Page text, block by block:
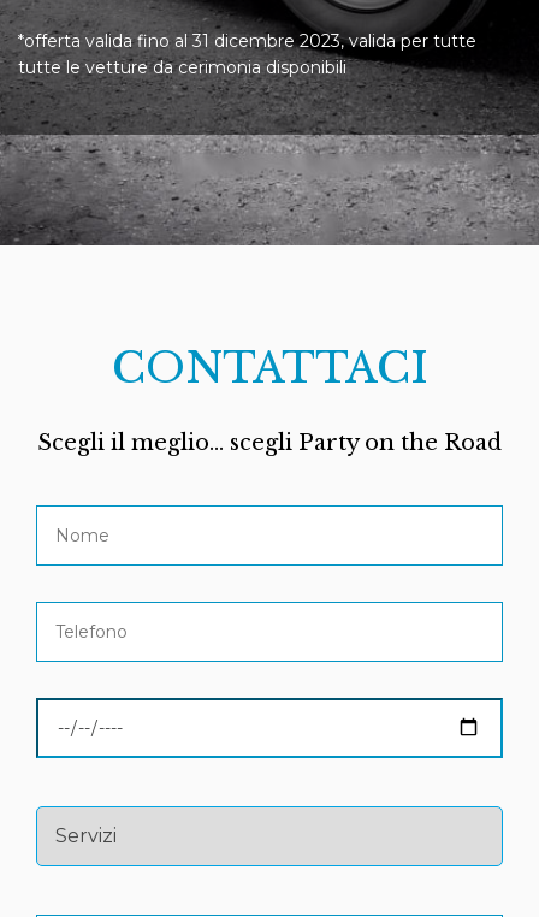
*offerta valida fino al 31 dicembre 2023, valida per tutte
tutte le vetture da cerimonia disponibili
CONTATTACI
Scegli il meglio... scegli Party on the Road